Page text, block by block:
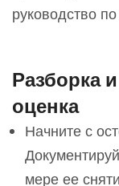
руководство
Разборка
оценка
Начните с
мере ее